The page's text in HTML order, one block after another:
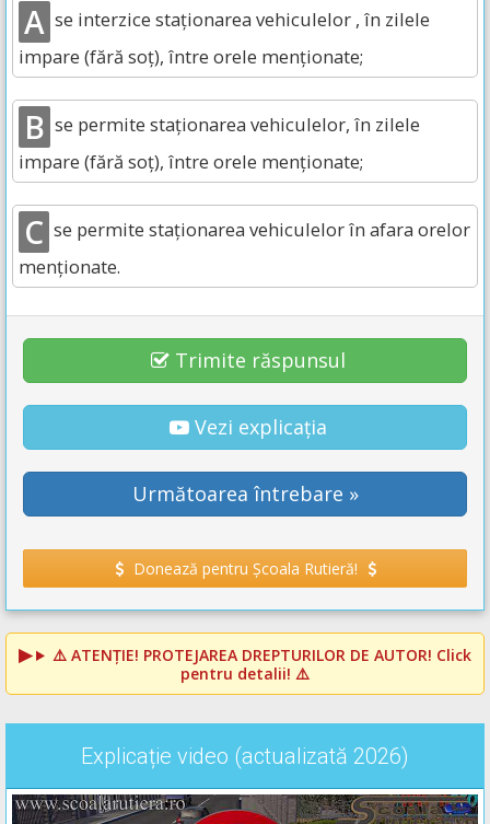
A se interzice staționarea vehiculelor , în zilele
impare (fără soț), între orele menționate;
B se permite staționarea vehiculelor, în zilele
impare (fără soț), între orele menționate;
C se permite staționarea vehiculelor în afara orelor
menționate.
Trimite răspunsul
Vezi explicația
Următoarea întrebare »
Donează pentru Școala Rutieră!
⚠️ ATENȚIE! PROTEJAREA DREPTURILOR DE AUTOR! Click
pentru detalii! ⚠️
Explicație video (actualizată 2026)